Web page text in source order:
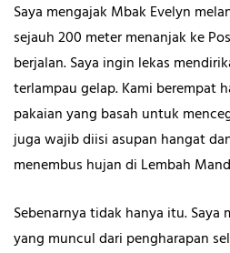
Saya mengajak Mbak Evelyn
sejauh 200 meter menanjak ke
berjalan. Saya ingin lekas
terlampau gelap. Kami berempat
pakaian yang basah untuk
juga wajib diisi asupan hangat
menembus hujan di Lembah
Sebenarnya tidak hanya itu. Saya
yang muncul dari pengharapan